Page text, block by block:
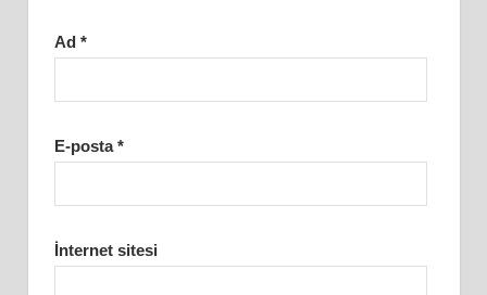
Ad *
E-posta*
İnternet sitesi